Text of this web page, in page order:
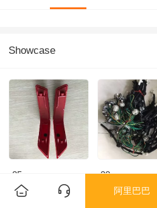
Showcase
25 22
阿里巴巴